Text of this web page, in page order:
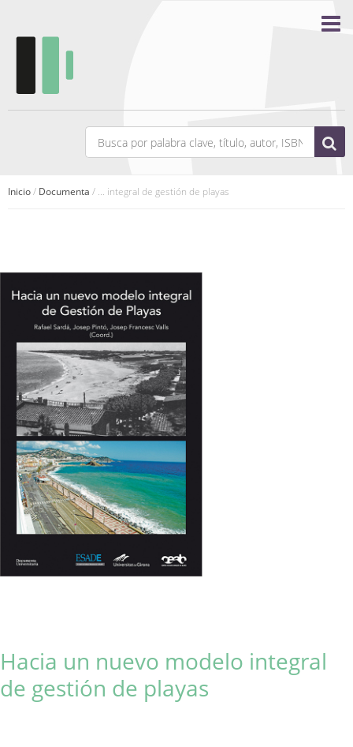
Inicio/ Documenta / ... integral de gestión de playas
Hacia un nuevo modelo integral
de gestión de playas